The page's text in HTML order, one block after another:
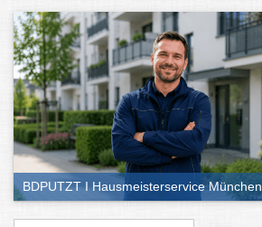
BDPUTZT I Hausmeisterservice München